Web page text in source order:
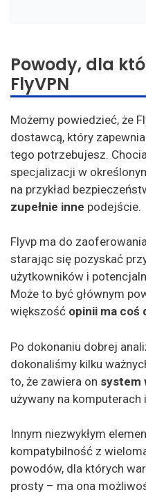
Powody, dla
FlyVPN
Możemy powiedzieć, że
dostawcą, który
tego potrzebujesz.
specjalizacji w
na przykład
zupełnie inne podejście.
Flyvp ma do
starając się pozyskać
użytkowników i
Może to być głównym
większość opinii ma coś
Po dokonaniu dobrej
dokonaliśmy kilku
to, że zawiera on system
używany na
Innym niezwykłym
kompatybilność z
powodów, dla których
prosty – ma ona